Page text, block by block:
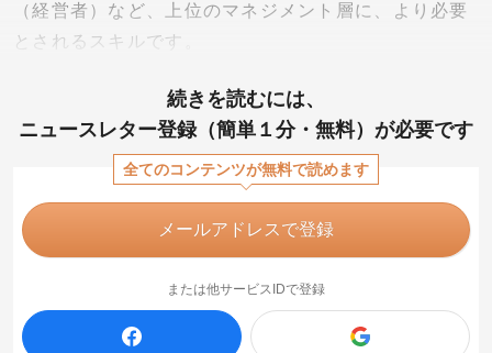
（経営者）など、上位のマネジメント層に、より必要
とされるスキルです。
続きを読むには、
ニュースレター登録（簡単１分・無料）が必要です
全てのコンテンツが無料で読めます
メールアドレスで登録
または他サービスIDで登録